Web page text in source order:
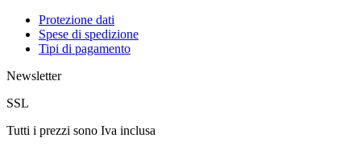
Protezione dati
Spese di spedizione
Tipi di pagamento
Newsletter
SSL
Tutti i prezzi sono Iva inclusa